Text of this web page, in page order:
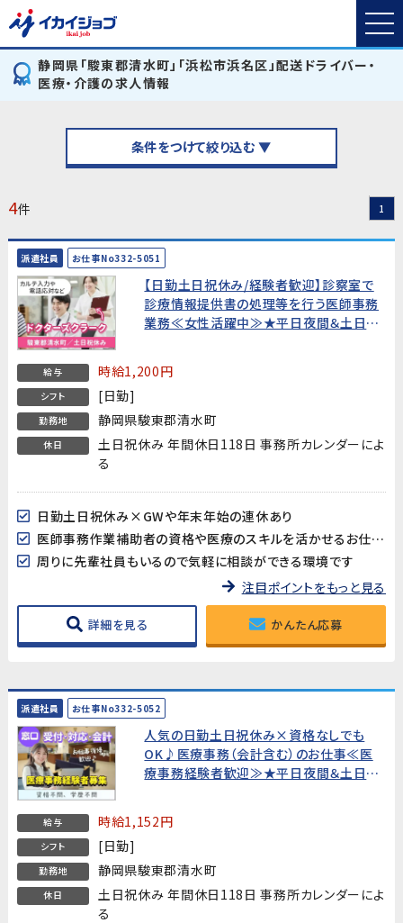
静岡県「駿東郡清水町」「浜松市浜名区」配送ドライバー・
医療・介護の求人情報
条件をつけて絞り込む ▼
4件 1
派遣社員 お仕事No332-5051
【日勤土日祝休み/経験者歓迎】診察室で
診療情報提供書の処理等を行う医師事務
業務≪女性活躍中≫★平日夜間＆土日も
給与 時給1,200円
シフト [日勤]
勤務地 静岡県駿東郡清水町
休日
土日祝休み 年間休日118日 事務所カレンダーによ
る
日勤土日祝休み×GWや年末年始の連休あり
医師事務作業補助者の資格や医療のスキルを活かせるお仕事です★
周りに先輩社員もいるので気軽に相談ができる環境です
注目ポイントをもっと見る
詳細を見る かんたん応募
派遣社員 お仕事No332-5052
人気の日勤土日祝休み×資格なしでも
OK♪医療事務（会計含む）のお仕事≪医
療事務経験者歓迎≫★平日夜間＆土日も
給与 時給1,152円
シフト [日勤]
勤務地 静岡県駿東郡清水町
休日
土日祝休み 年間休日118日 事務所カレンダーによ
る